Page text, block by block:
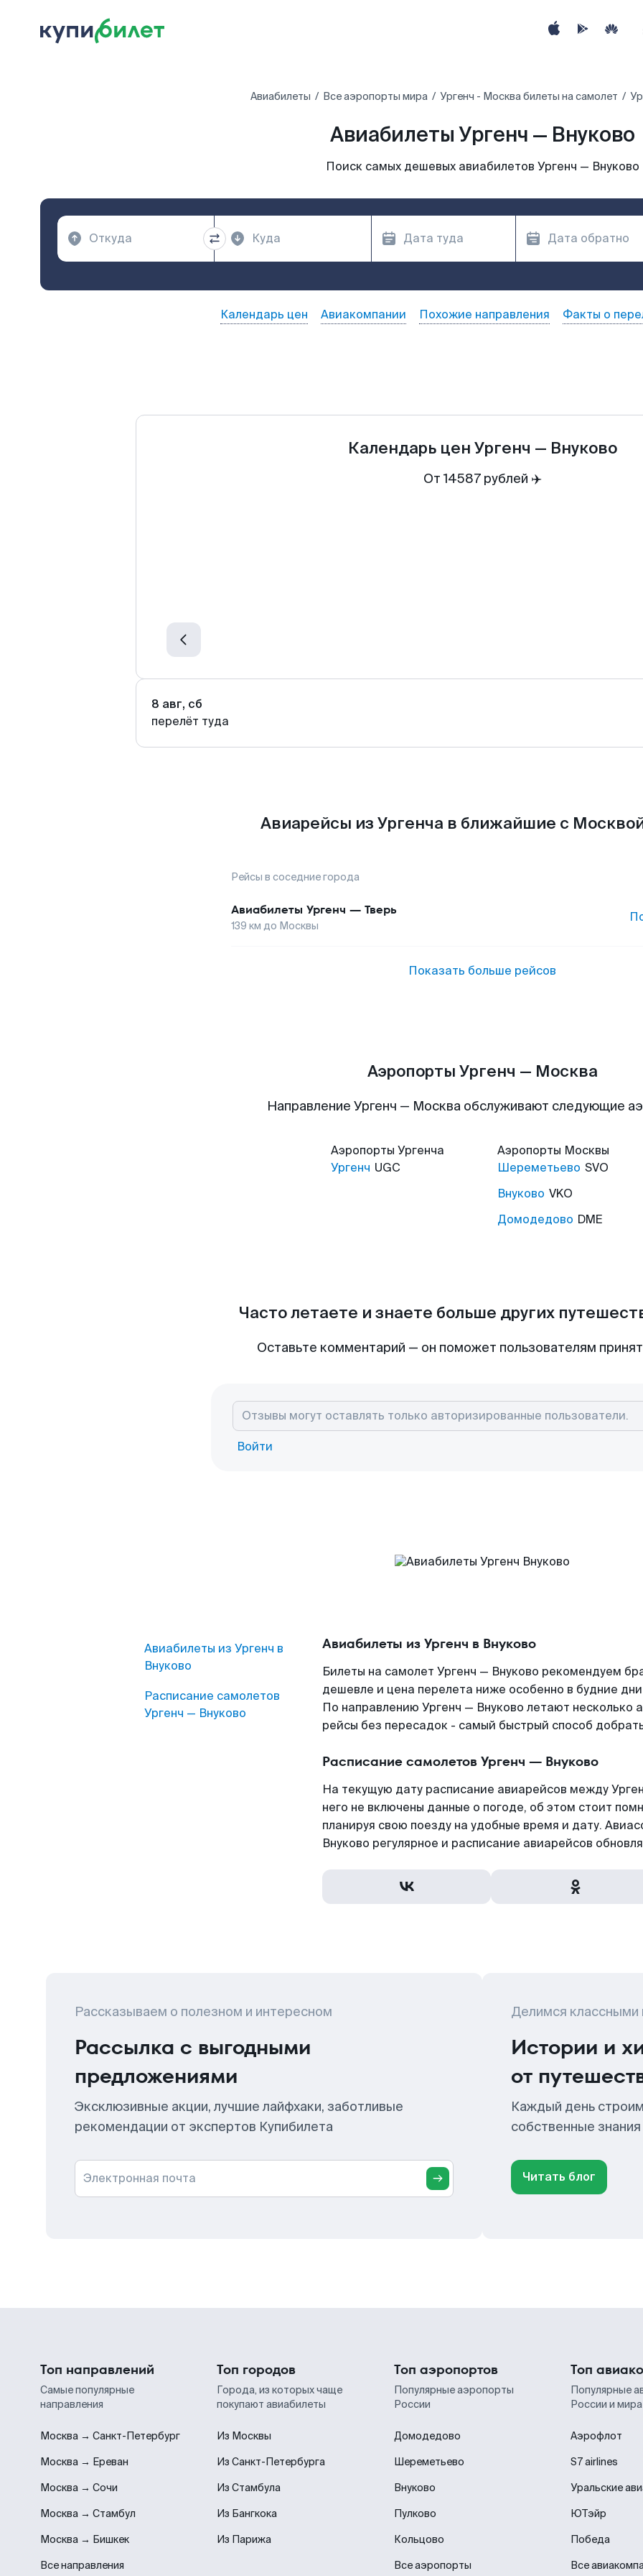
Авиабилеты Все аэропорты мира Ургенч - Москва билеты на самолет
Авиабилеты Ургенч — Внуково
Поиск самых дешевых авиабилетов Ургенч — Внуково
Календарь цен Авиакомпании Похожие направления Факты о
Календарь цен Ургенч — Внуково
От 14587 рублей ✈️
8 авг, сб
перелёт туда
Авиарейсы из Ургенча в ближайшие с
Рейсы в соседние города
Авиабилеты Ургенч — Тверь
139 км до Москвы
Показать больше рейсов
Аэропорты Ургенч — Москва
Направление Ургенч — Москва обслуживают следующие
Аэропорты Ургенча
Ургенч UGC
Аэропорты Москвы
Шереметьево SVO
Внуково VKO
Домодедово DME
Часто летаете и знаете больше других
Оставьте комментарий — он поможет пользователям
Войти
Авиабилеты из Ургенч в
Внуково
Расписание самолетов
Ургенч — Внуково
Авиабилеты из Ургенч в Внуково
Билеты на самолет Ургенч — Внуково рекомендуем
дешевле и цена перелета ниже особенно в будние
По направлению Ургенч — Внуково летают несколько
рейсы без пересадок - самый быстрый способ
Расписание самолетов Ургенч — Внуково
На текущую дату расписание авиарейсов между
него не включены данные о погоде, об этом стоит
планируя свою поезду на удобные время и дату.
Внуково регулярное и расписание авиарейсов
Рассказываем о полезном и интересном
Рассылка с выгодными
предложениями
Эксклюзивные акции, лучшие лайфхаки, заботливые
рекомендации от экспертов Купибилета
Электронная почта
Делимся классными
Истории и
от
Каждый день
собственные
Читать блог
Топ направлений
Самые популярные
направления
Москва → Санкт-Петербург
Москва → Ереван
Москва → Сочи
Москва → Стамбул
Москва → Бишкек
Все направления
Топ городов
Города, из которых чаще
покупают авиабилеты
Из Москвы
Из Санкт-Петербурга
Из Стамбула
Из Бангкока
Из Парижа
Топ аэропортов
Популярные аэропорты
России
Домодедово
Шереметьево
Внуково
Пулково
Кольцово
Все аэропорты
Топ
Популярные
России и мира
Аэрофлот
S7 airlines
Уральские
ЮТэйр
Победа
Все